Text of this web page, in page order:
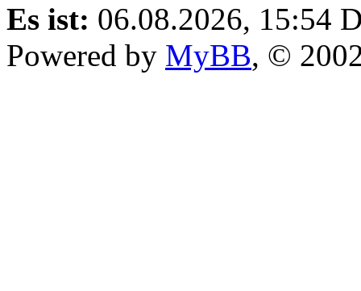
Es ist: 06.08.2026, 15:54
Powered by MyBB, ©